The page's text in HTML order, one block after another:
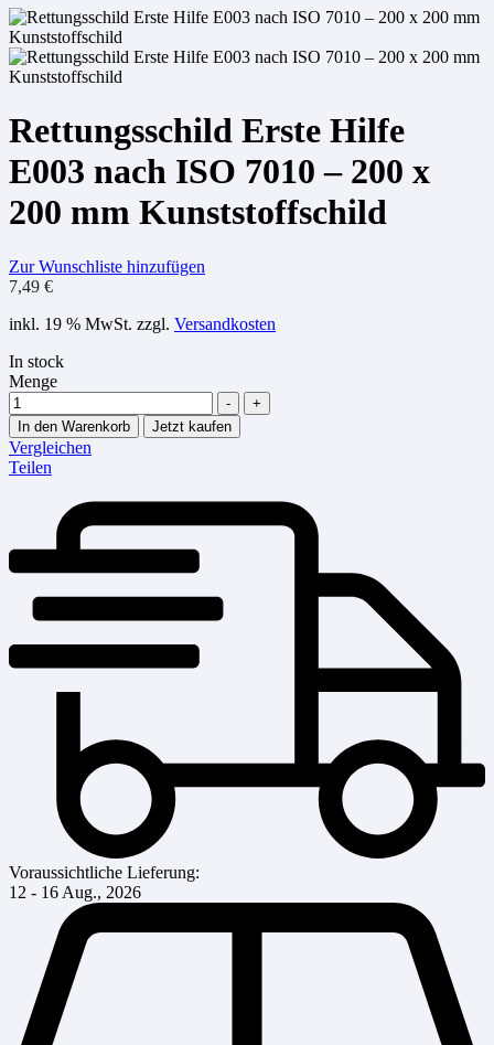
Rettungsschild Erste Hilfe
E003 nach ISO 7010 – 200 x
200 mm Kunststoffschild
Zur Wunschliste hinzufügen
7,49 €
inkl. 19 % MwSt. zzgl. Versandkosten
In stock
Menge
-
+
In den Warenkorb
Jetzt kaufen
Vergleichen
Teilen
Voraussichtliche Lieferung:
12 - 16 Aug., 2026